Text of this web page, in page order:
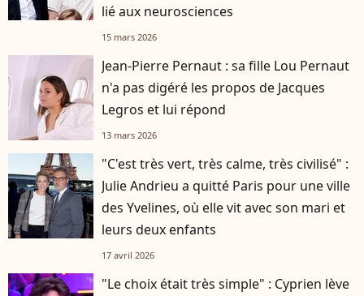
lié aux neurosciences
15 mars 2026
Jean-Pierre Pernaut : sa fille Lou Pernaut
n'a pas digéré les propos de Jacques
Legros et lui répond
13 mars 2026
"C'est très vert, très calme, très civilisé" :
Julie Andrieu a quitté Paris pour une ville
des Yvelines, où elle vit avec son mari et
leurs deux enfants
17 avril 2026
"Le choix était très simple" : Cyprien lève